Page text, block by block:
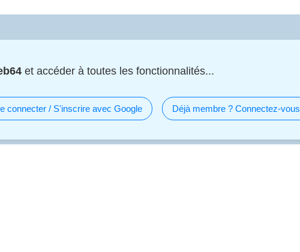
et accéder à toutes les fonctionnalités...
connecter / S'inscrire avec Google Déjà membre ? Connectez-vous